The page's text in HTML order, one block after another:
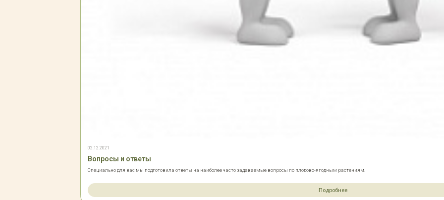
02.12.2021
Вопросы и ответы
Специально для вас мы подготовила ответы на наиболее часто задаваемые вопросы по плодово-ягодным растениям.
Подробнее